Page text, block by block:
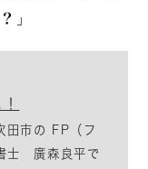
」
市の FP（フ
士 廣森良平で